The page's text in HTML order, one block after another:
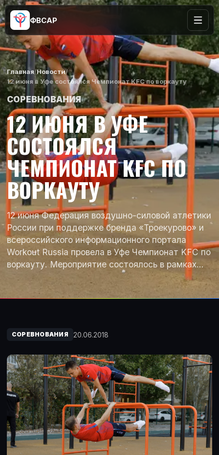
ФВСАР
Главная/Новости/
12 июня в Уфе состоялся Чемпионат KFC по воркауту
СОРЕВНОВАНИЯ
12 ИЮНЯ В УФЕ
СОСТОЯЛСЯ
ЧЕМПИОНАТ KFC ПО
ВОРКАУТУ
12 июня Федерация воздушно-силовой атлетики
России при поддержке бренда «Троекурово» и
всероссийского информационного портала
Workout Russia провела в Уфе Чемпионат KFC по
воркауту. Мероприятие состоялось в рамках…
СОРЕВНОВАНИЯ 20.06.2018